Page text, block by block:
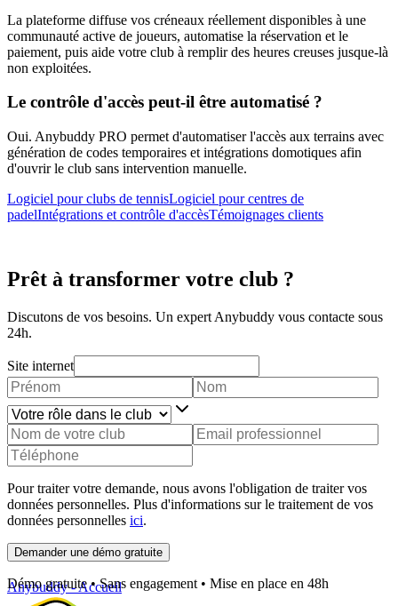
La plateforme diffuse vos créneaux réellement disponibles à une
communauté active de joueurs, automatise la réservation et le
paiement, puis aide votre club à remplir des heures creuses jusque-là
non exploitées.
Le contrôle d'accès peut-il être automatisé ?
Oui. Anybuddy PRO permet d'automatiser l'accès aux terrains avec
génération de codes temporaires et intégrations domotiques afin
d'ouvrir le club sans intervention manuelle.
Logiciel pour clubs de tennisLogiciel pour centres de
padelIntégrations et contrôle d'accèsTémoignages clients
Prêt à transformer votre club ?
Discutons de vos besoins. Un expert Anybuddy vous contacte sous
24h.
Site internet
Pour traiter votre demande, nous avons l'obligation de traiter vos
données personnelles. Plus d'informations sur le traitement de vos
données personnelles ici.
Demander une démo gratuite
Démo gratuite • Sans engagement • Mise en place en 48h
Anybuddy - Accueil